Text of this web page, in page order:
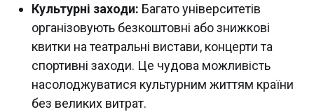
Культурні заходи: Багато університетів
організовують безкоштовні або знижкові
квитки на театральні вистави, концерти та
спортивні заходи. Це чудова можливість
насолоджуватися культурним життям країни
без великих витрат.